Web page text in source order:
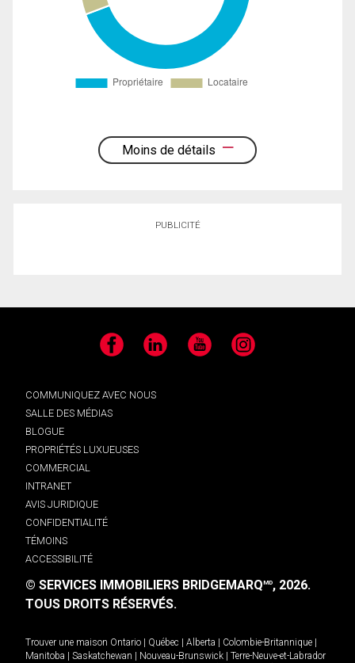
Moins de détails
PUBLICITÉ
Facebook LinkedIn YouTube Instagram
COMMUNIQUEZ AVEC NOUS
SALLE DES MÉDIAS
BLOGUE
PROPRIÉTÉS LUXUEUSES
COMMERCIAL
INTRANET
AVIS JURIDIQUE
CONFIDENTIALITÉ
TÉMOINS
ACCESSIBILITÉ
© SERVICES IMMOBILIERS BRIDGEMARQMD, 2026.
TOUS DROITS RÉSERVÉS.
Trouver une maison Ontario Québec Alberta Colombie-Britannique
Manitoba
Saskatchewan Nouveau-Brunswick
Terre-Neuve-et-Labrador